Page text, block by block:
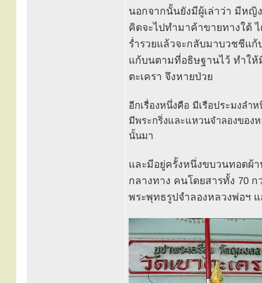
นอกจากนั้นยังมีผู้เล่าว่า มีห
คิดจะไปทำมาค้าขายทางใต้
ร่ำรวยแล้วจะกลับมาบวชชีแ
แก้บนตามที่อธิษฐานไว้ ทำให้
ตะเครา จึงหายป่วย
อีกเรื่องหนึ่งคือ มีเรือประมงลำ
มีพระกริ่งและแหวนจำลองของ
นั้นมา
และมีอยู่ครั้งหนึ่งขบวนทอดผ้
กลางทาง คนโดยสารทั้ง 70
พระพุทธรูปจำลองหลวงพ่อฯ